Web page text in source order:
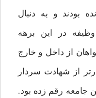
بودند و به دنبال
در این برهه
از داخل و خارج
از شهادت سردار
جامعه رقم زده بود.